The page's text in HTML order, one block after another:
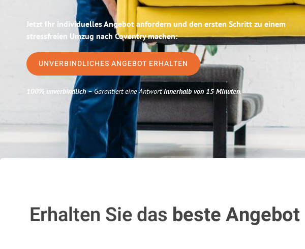
Jetzt Ihr individuelles Angebot anfordern und den ersten Schritt zu einem
stressfreien Umzug nach Coventry machen:
UNVERBINDLICHES ANGEBOT ERHALTEN
100% unverbindlich– Garantiert eine Antwortinnerhalb von 15 Minuten.
Erhalten Sie das beste Angebot